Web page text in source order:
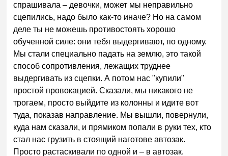
спрашивала – девочки, может мы неправильно
сцепились, надо было как-то иначе? Но на самом
деле ты не можешь противостоять хорошо
обученной силе: они тебя выдергивают, по одному.
Мы стали специально падать на землю, это такой
способ сопротивления, лежащих труднее
выдергивать из сцепки. А потом нас "купили"
простой провокацией. Сказали, мы никакого не
трогаем, просто выйдите из колонны и идите вот
туда, показав направление. Мы вышли, повернули,
куда нам сказали, и прямиком попали в руки тех, кто
стал нас грузить в стоящий наготове автозак.
Просто растаскивали по одной и – в автозак.